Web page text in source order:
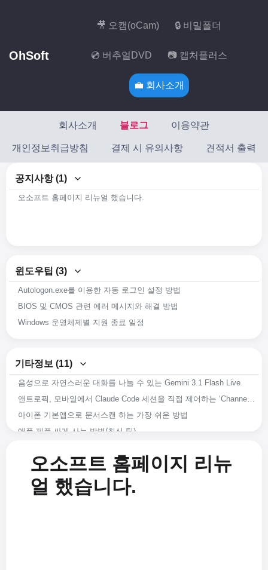
OhSoft
🎥 오캠(oCam) 🔒 비밀폴더
💿 버추얼DVD 📷 캡처플러스
💼 회사소개
회사소개 블로그 이용약관
개인정보취급방침 결제 시 유의사항 견적서 출력
공지사항 (1)
오소프트 홈페이지 리뉴얼 했습니다.
윈도우팁 (3)
Autologon.exe를 이용한 자동 로그인 설정 방법
BIOS 및 CMOS 관련 에러 메시지와 해결 방법
Windows 운영체제별 지원 종료 일정
기타정보 (11)
음성으로 자연스러운 대화를 나눌 수 있는 Gemini 3.1 Flash Live
앤트로픽, 모바일에서 Claude Code 세션을 직접 제어하는 ‘Channels’ 공개
아이폰 기본앱으로 문서스캔 하는 가장 쉬운 방법
애플 제품 싸게 사는 방법(최신 팁)
한글 맞춤법 확인하는 사이트
요즘 볼만한 영화나 방송을 OTT별로 검색해보는 방법
도스 시절 느낌의 타자연습 사이트
오소프트 홈페이지 리뉴
얼 했습니다.